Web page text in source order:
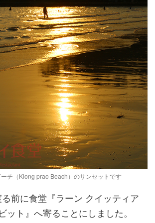
チ（Klong prao Beach）のサンセットです
前に食堂『ラーン クイッティア
ット』へ寄ることにしました。